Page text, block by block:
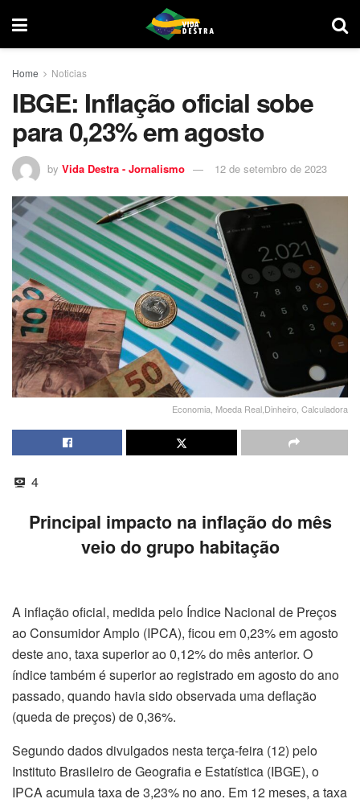
Home Noticias
IBGE: Inflação oficial sobe
para 0,23% em agosto
by Vida Destra - Jornalismo 12 de setembro de 2023
Economia, Moeda Real,Dinheiro, Calculadora
4
Principal impacto na inflação do mês
veio do grupo habitação
A inflação oficial, medida pelo Índice Nacional de Preços
ao Consumidor Amplo (IPCA), ficou em 0,23% em agosto
deste ano, taxa superior ao 0,12% do mês anterior. O
índice também é superior ao registrado em agosto do ano
passado, quando havia sido observada uma deflação
(queda de preços) de 0,36%.
Segundo dados divulgados nesta terça-feira (12) pelo
Instituto Brasileiro de Geografia e Estatística (IBGE), o
IPCA acumula taxa de 3,23% no ano. Em 12 meses, a taxa